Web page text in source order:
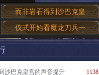
而非岩石得到沙巴克皇
仪式开始看魔龙刀兵一
1138
沙巴克皇宫的声音提升